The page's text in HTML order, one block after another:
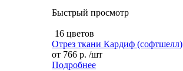
Быстрый просмотр
16 цветов
Отрез ткани Кардиф (софтшелл)
от 766 р. /шт
Подробнее